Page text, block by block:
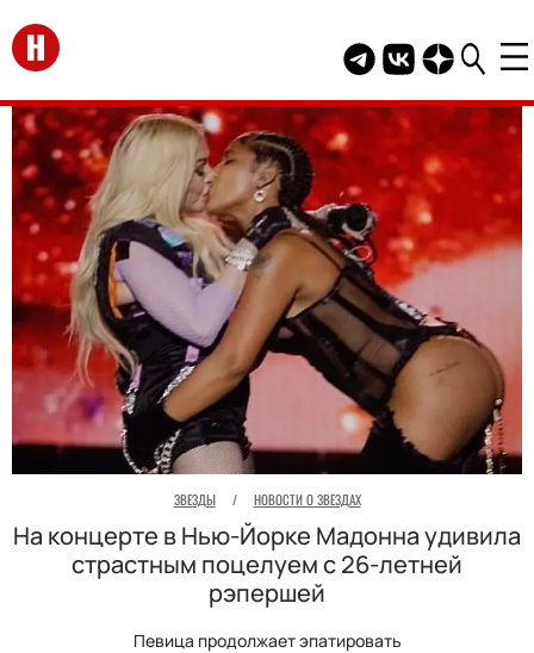
Перейти на главную
Telegram канал
Группа HELLO
Канал
ЗВЕЗДЫ / НОВОСТИ О ЗВЕЗДАХ
На концерте в Нью-Йорке Мадонна удивила
страстным поцелуем с 26-летней
рэпершей
Певица продолжает эпатировать